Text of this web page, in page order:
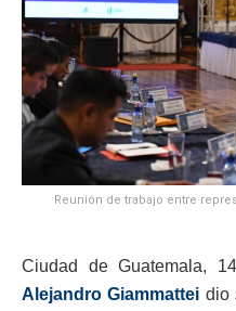
Reunión de trabajo entre
Ciudad de Guatemala,
Alejandro Giammattei dio